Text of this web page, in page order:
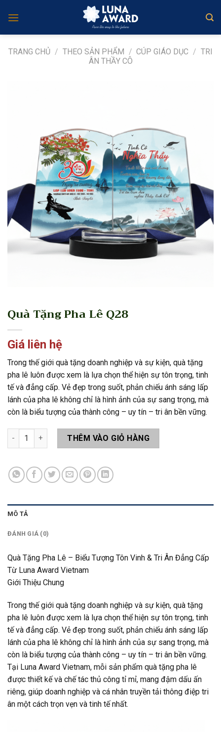
TRANG CHỦ / THEO SẢN PHẨM / CÚP GIÁO DỤC / TRI
ÂN THẦY CÔ
Quà Tặng Pha Lê Q28
Giá liên hệ
Trong thế giới quà tặng doanh nghiệp và sự kiện, quà tặng
pha lê luôn được xem là lựa chọn thể hiện sự tôn trọng, tinh
tế và đẳng cấp. Vẻ đẹp trong suốt, phản chiếu ánh sáng lấp
lánh của pha lê không chỉ là hình ảnh của sự sang trọng, mà
còn là biểu tượng của thành công – uy tín – tri ân bền vững.
Quà Tặng Pha Lê Q28 số lượng
THÊM VÀO GIỎ HÀNG
MÔ TẢ
ĐÁNH GIÁ (0)
Quà Tặng Pha Lê – Biểu Tượng Tôn Vinh & Tri Ân Đẳng Cấp
Từ Luna Award Vietnam
Giới Thiệu Chung
Trong thế giới quà tặng doanh nghiệp và sự kiện, quà tặng
pha lê luôn được xem là lựa chọn thể hiện sự tôn trọng, tinh
tế và đẳng cấp. Vẻ đẹp trong suốt, phản chiếu ánh sáng lấp
lánh của pha lê không chỉ là hình ảnh của sự sang trọng, mà
còn là biểu tượng của thành công – uy tín – tri ân bền vững.
Tại Luna Award Vietnam, mỗi sản phẩm quà tặng pha lê
được thiết kế và chế tác thủ công tỉ mỉ, mang đậm dấu ấn
riêng, giúp doanh nghiệp và cá nhân truyền tải thông điệp tri
ân một cách trọn vẹn và tinh tế nhất.